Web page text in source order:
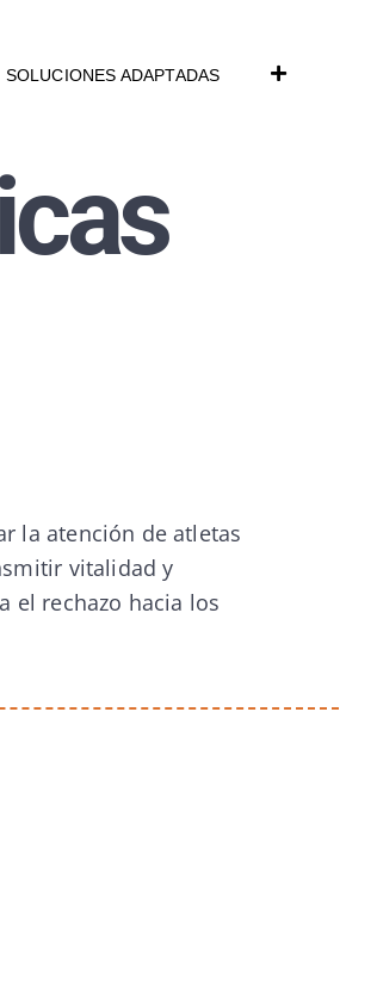
SOLUCIONES ADAPTADAS
la atención de atletas
vitalidad y
el rechazo hacia los